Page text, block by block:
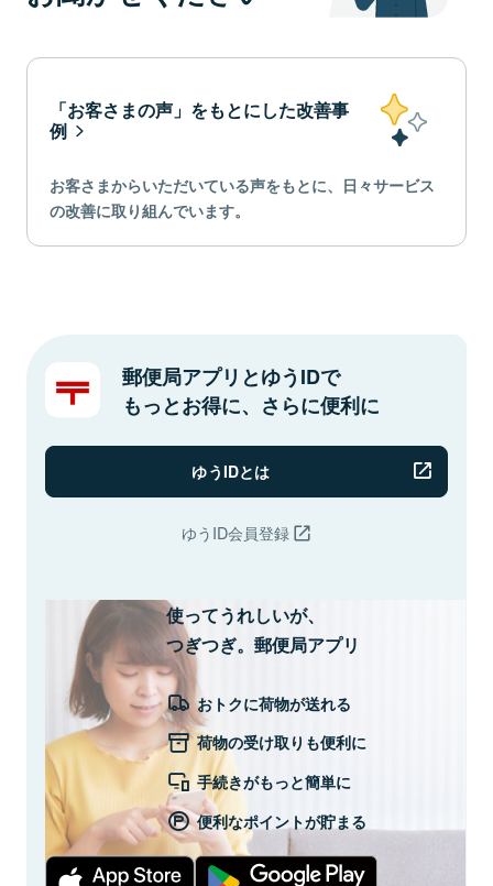
「お客さまの声」をもとにした改善事
例
お客さまからいただいている声をもとに、日々サービス
の改善に取り組んでいます。
郵便局アプリとゆうIDで
もっとお得に、さらに便利に
ゆうIDとは
ゆうID会員登録
使ってうれしいが、
つぎつぎ。郵便局アプリ
おトクに荷物が送れる
荷物の受け取りも便利に
手続きがもっと簡単に
便利なポイントが貯まる